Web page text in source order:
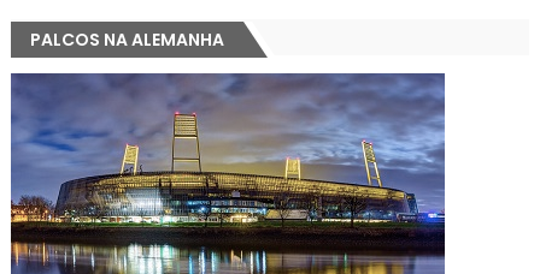
PALCOS NA ALEMANHA